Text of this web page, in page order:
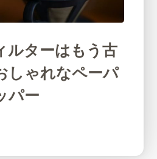
ルターはもう古
しゃれなペーパ
パー